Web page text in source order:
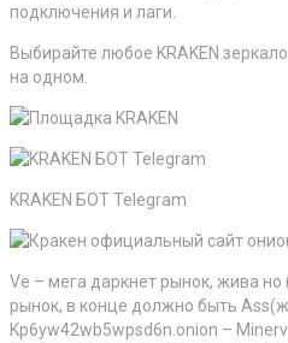
подключения и лаги.
Выбирайте любое KRAKEN
на одном.
KRAKEN БОТ Telegram
Ve – мега даркнет рынок, жива
рынок, в конце должно быть
Kp6yw42wb5wpsd6n.onion –